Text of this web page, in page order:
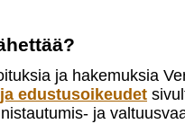
ja hakemuksia
edustusoikeudet
ja